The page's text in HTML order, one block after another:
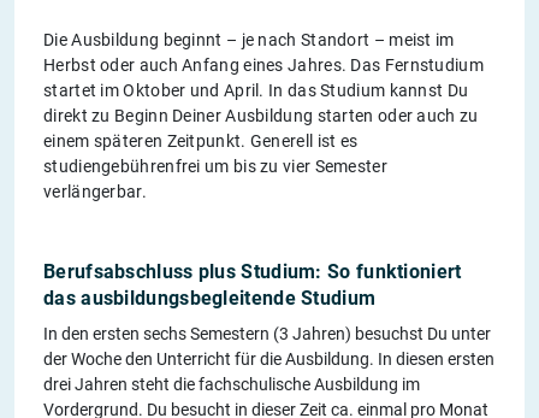
Die Ausbildung beginnt – je nach Standort – meist im
Herbst oder auch Anfang eines Jahres. Das Fernstudium
startet im Oktober und April. In das Studium kannst Du
direkt zu Beginn Deiner Ausbildung starten oder auch zu
einem späteren Zeitpunkt. Generell ist es
studiengebührenfrei um bis zu vier Semester
verlängerbar.
Berufsabschluss plus Studium: So funktioniert
das ausbildungsbegleitende Studium
In den ersten sechs Semestern (3 Jahren) besuchst Du unter
der Woche den Unterricht für die Ausbildung. In diesen ersten
drei Jahren steht die fachschulische Ausbildung im
Vordergrund. Du besucht in dieser Zeit ca. einmal pro Monat